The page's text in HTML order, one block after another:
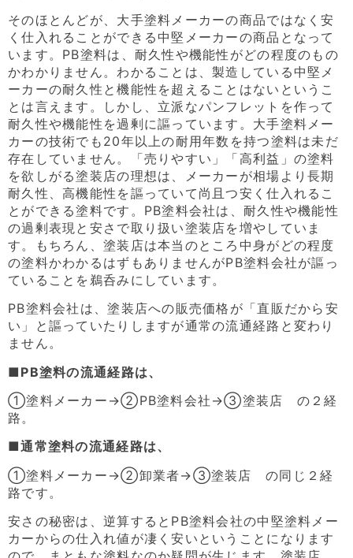
そのほとんどが、大手塗料メーカーの商品ではなく安
く仕入れることができる中堅メーカーの商品となって
います。PB塗料は、耐久性や機能性がどの程度のもの
かわかりません。わかることは、製造している中堅メ
ーカーの耐久性と機能性を超えることはないというこ
とは言えます。しかし、立派なパンフレットを作って
耐久性や機能性を過剰に謳っています。大手塗料メー
カーの技術でも20年以上の耐用年数を持つ塗料は未だ
存在していません。「売りやすい」「高利益」の塗料
を欲しがる塗装店の理想は、メーカーが相場より長期
耐久性、高機能性を謳っていて尚且つ安く仕入れるこ
とができる塗料です。PB塗料会社は、耐久性や機能性
の過剰表現と安さで取り扱い塗装店を増やしていま
す。もちろん、塗装店は本当のところ中身がどの程度
の塗料かわかるはずもありませんがPB塗料会社が謳っ
ていることを鵜呑みにしています。
PB塗料会社は、塗装店への販売価格が「直販だから安
い」と謳っていたりしますが通常の流通経路と変わり
ません。
■PB塗料の流通経路は、
①塗料メーカー→②PB塗料会社→③塗装店 の２経
路。
■通常塗料の流通経路は、
①塗料メーカー→②卸業者→③塗装店 の同じ２経
路です。
安さの秘密は、逆算するとPB塗料会社の中堅塗料メー
カーからの仕入れ値が凄く安いということになります